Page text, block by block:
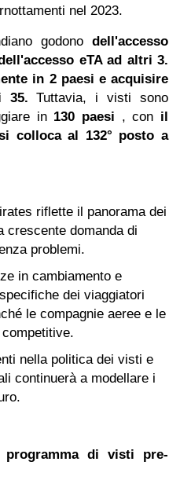
nel 2023.
godono dell'accesso
eTA ad altri 3.
in 2 paesi e acquisire
35.Tuttavia, i visti sono
in 130 paesi , con il
colloca al 132° posto a
riflette il panorama dei
crescente domanda di
problemi.
in cambiamento e
dei viaggiatori
le compagnie aeree e le
nella politica dei visti e
continuerà a modellare i
di visti pre-